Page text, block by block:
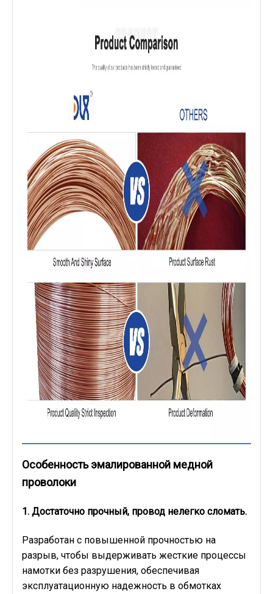
Особенность эмалированной медной
проволоки
1. Достаточно прочный, провод нелегко сломать.
Разработан с повышенной прочностью на
разрыв, чтобы выдерживать жесткие процессы
намотки без разрушения, обеспечивая
эксплуатационную надежность в обмотках